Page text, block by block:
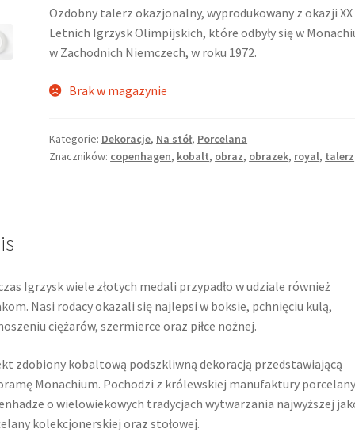
Ozdobny talerz okazjonalny, wyprodukowany z okazji XX
Letnich Igrzysk Olimpijskich, które odbyły się w
w Zachodnich Niemczech, w roku 1972.
Brak w magazynie
Kategorie: Dekoracje, Na stół, Porcelana
Znaczników: copenhagen, kobalt, obraz, obrazek, royal, talerz
Igrzysk wiele złotych medali przypadło w udziale również
Nasi rodacy okazali się najlepsi w boksie, pchnięciu kulą,
ciężarów, szermierce oraz piłce nożnej.
zdobiony kobaltową podszkliwną dekoracją przedstawiającą
Monachium. Pochodzi z królewskiej manufaktury
o wielowiekowych tradycjach wytwarzania najwyższej
kolekcjonerskiej oraz stołowej.